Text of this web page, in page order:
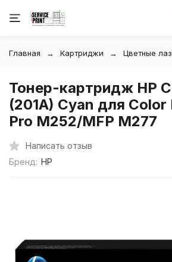
Главная Картриджи Цветные
Тонер-картридж HP
(201A) Cyan для
Pro M252/MFP M277
Написать отзыв
Бренд: HP